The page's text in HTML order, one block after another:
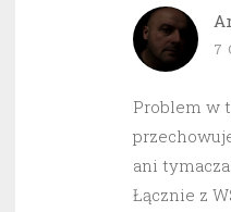
7
Problem w
ani
Łącznie z